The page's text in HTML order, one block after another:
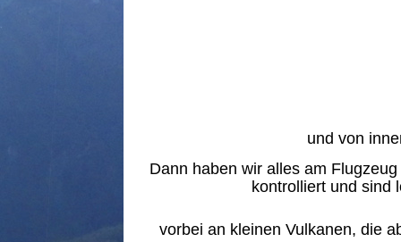
und von
Dann haben wir alles am
kontrolliert und sind
vorbei an kleinen Vulkanen, die